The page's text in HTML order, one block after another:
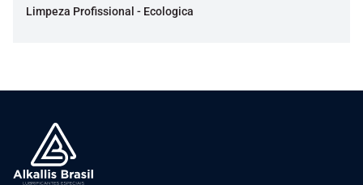
Limpeza Profissional - Ecologica